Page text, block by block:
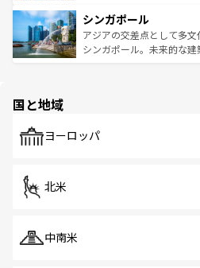
参照してほしい。
激する。気候は一年中温暖
が待っている。親しみや
た文化、そして多様な観
み、どこを訪れても感動す
ており、効率よく見どこ
うな絶景から文化的な体
シンガポール
アジアの交差点として多
シンガポール。未来的な
で、ホーカーズは地元の風
国と地域
ヨーロッパ
北米
中南米